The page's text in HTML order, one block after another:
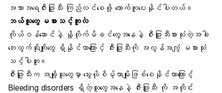
အသားအရေဇီးဖြူသီး ကြည်လင်စေဖို့ ထောက်ကူပေးနိုင်ပါတယ်။
ဘယ်သူတွေ မစားသင့်ဘူးလဲ
ကိုယ်ဝန်ဆောင်နဲ့ နို့တိုက်မိခင်တွေအနေနဲ့ ဇီးဖြူသီးစားသုံးတဲ့အခါ
ဘေးထွက်ဆိုးကျိုးတွေ ရှိနိုင်တာကြောင့် ဇီးဖြူသီးကို အလွန်အကျွံ မစားသုံး
သင့်ပါဘူး။
ဇီးဖြူသီးက အချို့သူတွေမှာ သွေးယိုစိမ့်တာမျိုးဖြစ်စေနိုင်တာကြောင့်
Bleeding disorders ရှိတဲ့သူတွေအနေနဲ့ ဇီးဖြူသီး ကို အတိုင်း